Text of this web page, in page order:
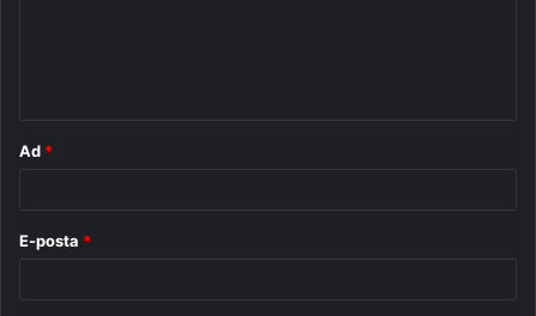
Ad *
E-posta *